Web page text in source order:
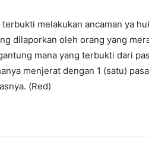
terbukti melakukan ancaman ya
dilaporkan oleh orang yang
mana yang terbukti dari
menjerat dengan 1 (satu)
(Red)